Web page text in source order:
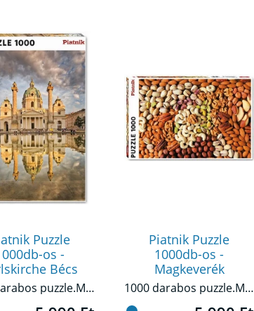
Puzzle
os -
Bécs
1000 darabos puzzle.Minőségi nyomtatás, tökéletes illeszkedés, erős és tartós alapanyagok jellemzik ezt a puzzlet.
Piatnik Puzzle
1000db-os -
Magkeverék
1000 darabos puzzle.Minőségi nyomtatás, tökéletes illeszkedés, erős és tartós alapanyagok jellemzik ezt a puzzlet.